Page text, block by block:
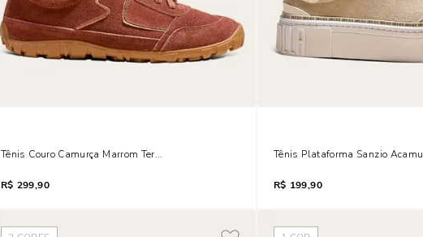
Tênis Couro Camurça Marrom Terracota
R$ 299,90
Tênis Plataforma Sanzio
R$ 199,90